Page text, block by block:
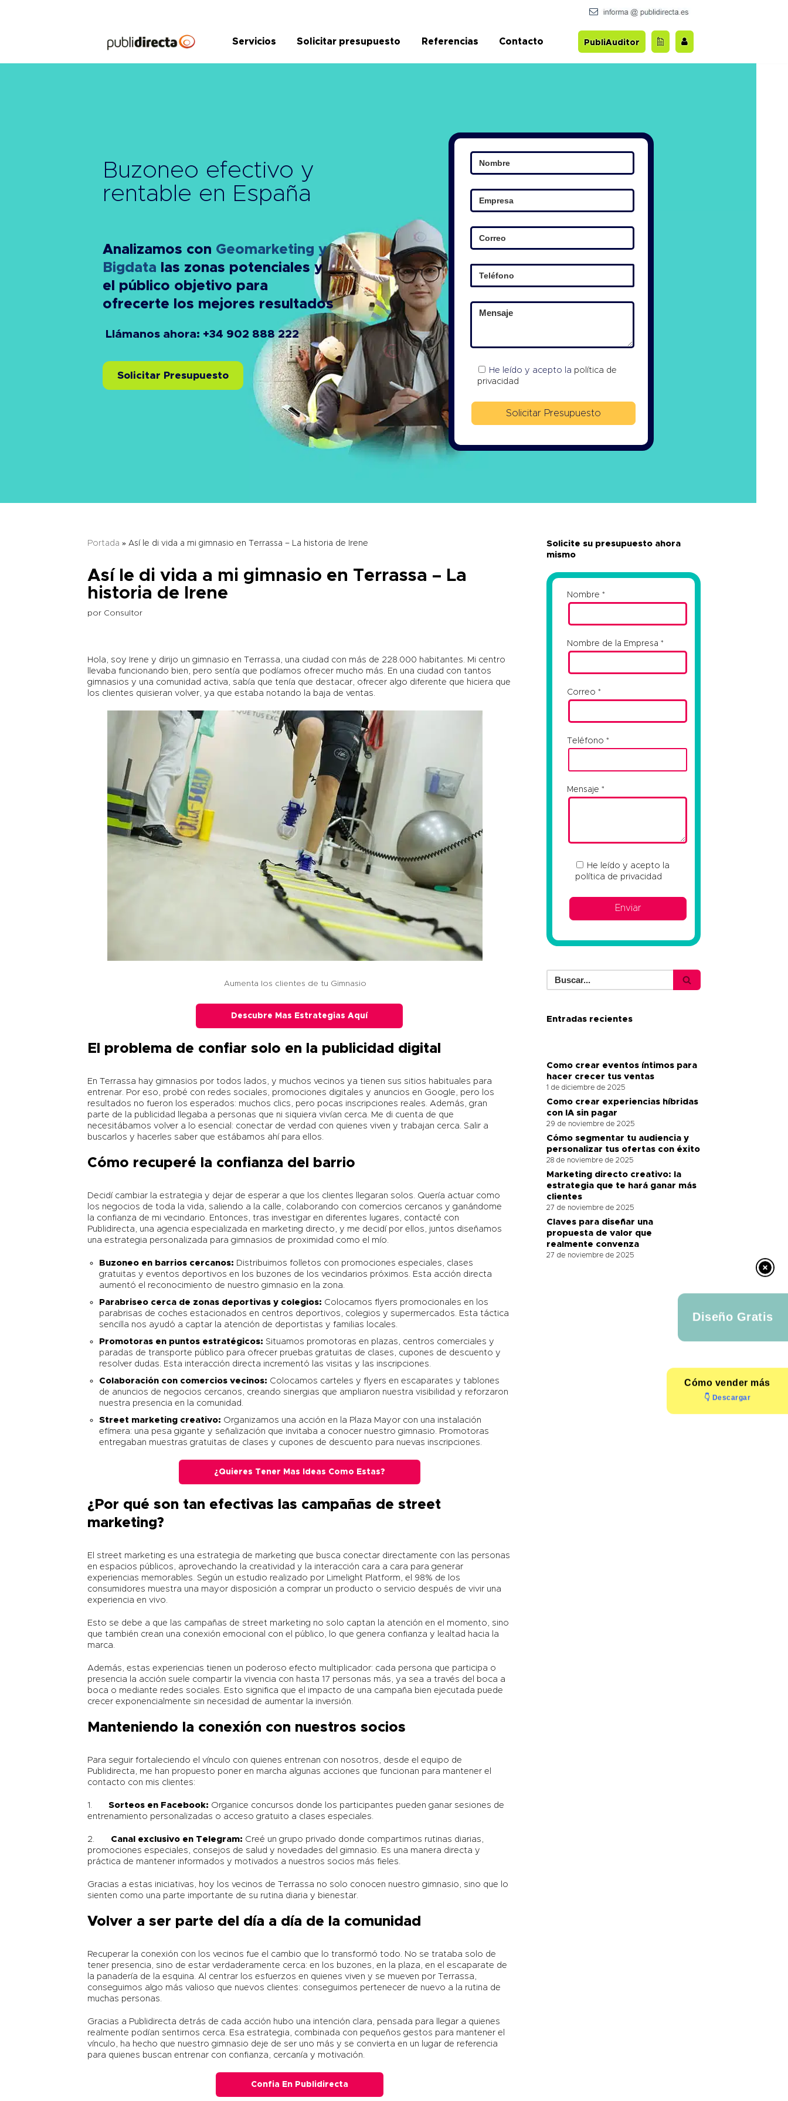
Diseño Gratis
Cómo vender más
👇 Descargar
Servicios Solicitar presupuesto Referencias Contacto PubliAuditor
Buzoneo efectivo y
rentable en España
Analizamos con Geomarketing y
Bigdata las zonas potenciales y
el público objetivo para
ofrecerte los mejores resultados
Llámanos ahora: +34 902 888 222
Solicitar Presupuesto He leído y acepto la política de
privacidad
Portada » Así le di vida a mi gimnasio en Terrassa – La historia de Irene
Así le di vida a mi gimnasio en Terrassa – La
historia de Irene
por Consultor
Hola, soy Irene y dirijo un gimnasio en Terrassa, una ciudad con más de 228.000 habitantes. Mi centro
llevaba funcionando bien, pero sentía que podíamos ofrecer mucho más. En una ciudad con tantos
gimnasios y una comunidad activa, sabía que tenía que destacar, ofrecer algo diferente que hiciera que
los clientes quisieran volver, ya que estaba notando la baja de ventas.
Aumenta los clientes de tu Gimnasio
Descubre Mas Estrategias Aquí
El problema de confiar solo en la publicidad digital
En Terrassa hay gimnasios por todos lados, y muchos vecinos ya tienen sus sitios habituales para
entrenar. Por eso, probé con redes sociales, promociones digitales y anuncios en Google, pero los
resultados no fueron los esperados: muchos clics, pero pocas inscripciones reales. Además, gran
parte de la publicidad llegaba a personas que ni siquiera vivían cerca. Me di cuenta de que
necesitábamos volver a lo esencial: conectar de verdad con quienes viven y trabajan cerca. Salir a
buscarlos y hacerles saber que estábamos ahí para ellos.
Cómo recuperé la confianza del barrio
Decidí cambiar la estrategia y dejar de esperar a que los clientes llegaran solos. Quería actuar como
los negocios de toda la vida, saliendo a la calle, colaborando con comercios cercanos y ganándome
la confianza de mi vecindario. Entonces, tras investigar en diferentes lugares, contacté con
Publidirecta , una agencia especializada en marketing directo, y me decidí por ellos, juntos diseñamos
una estrategia personalizada para gimnasios de proximidad como el mío.
Buzoneo en barrios cercanos: Distribuimos folletos con promociones especiales, clases
gratuitas y eventos deportivos en los buzones de los vecindarios próximos. Esta acción directa
aumentó el reconocimiento de nuestro gimnasio en la zona.
Parabriseo cerca de zonas deportivas y colegios: Colocamos flyers promocionales en los
parabrisas de coches estacionados en centros deportivos, colegios y supermercados. Esta táctica
sencilla nos ayudó a captar la atención de deportistas y familias locales.
Promotoras en puntos estratégicos: Situamos promotoras en plazas, centros comerciales y
paradas de transporte público para ofrecer pruebas gratuitas de clases, cupones de descuento y
resolver dudas. Esta interacción directa incrementó las visitas y las inscripciones.
Colaboración con comercios vecinos: Colocamos carteles y flyers en escaparates y tablones
de anuncios de negocios cercanos, creando sinergias que ampliaron nuestra visibilidad y reforzaron
nuestra presencia en la comunidad.
Street marketing creativo: Organizamos una acción en la Plaza Mayor con una instalación
efímera: una pesa gigante y señalización que invitaba a conocer nuestro gimnasio. Promotoras
entregaban muestras gratuitas de clases y cupones de descuento para nuevas inscripciones.
¿Quieres Tener Mas Ideas Como Estas?
¿Por qué son tan efectivas las campañas de street
marketing?
El street marketing es una estrategia de marketing que busca conectar directamente con las personas
en espacios públicos, aprovechando la creatividad y la interacción cara a cara para generar
experiencias memorables. Según un estudio realizado por Limelight Platform , el 98% de los
consumidores muestra una mayor disposición a comprar un producto o servicio después de vivir una
experiencia en vivo.
Esto se debe a que las campañas de street marketing no solo captan la atención en el momento, sino
que también crean una conexión emocional con el público, lo que genera confianza y lealtad hacia la
marca.
Además, estas experiencias tienen un poderoso efecto multiplicador: cada persona que participa o
presencia la acción suele compartir la vivencia con hasta 17 personas más, ya sea a través del boca a
boca o mediante redes sociales. Esto significa que el impacto de una campaña bien ejecutada puede
crecer exponencialmente sin necesidad de aumentar la inversión.
Manteniendo la conexión con nuestros socios
Para seguir fortaleciendo el vínculo con quienes entrenan con nosotros, desde el equipo de
Publidirecta, me han propuesto poner en marcha algunas acciones que funcionan para mantener el
contacto con mis clientes:
1.Sorteos en Facebook: Organice concursos donde los participantes pueden ganar sesiones de
entrenamiento personalizadas o acceso gratuito a clases especiales.
2. Canal exclusivo en Telegram: Creé un grupo privado donde compartimos rutinas diarias,
promociones especiales, consejos de salud y novedades del gimnasio. Es una manera directa y
práctica de mantener informados y motivados a nuestros socios más fieles.
Gracias a estas iniciativas, hoy los vecinos de Terrassa no solo conocen nuestro gimnasio, sino que lo
sienten como una parte importante de su rutina diaria y bienestar.
Volver a ser parte del día a día de la comunidad
Recuperar la conexión con los vecinos fue el cambio que lo transformó todo. No se trataba solo de
tener presencia, sino de estar verdaderamente cerca: en los buzones, en la plaza, en el escaparate de
la panadería de la esquina. Al centrar los esfuerzos en quienes viven y se mueven por Terrassa,
conseguimos algo más valioso que nuevos clientes: conseguimos pertenecer de nuevo a la rutina de
muchas personas.
Gracias a Publidirecta detrás de cada acción hubo una intención clara, pensada para llegar a quienes
realmente podían sentirnos cerca. Esa estrategia, combinada con pequeños gestos para mantener el
vínculo, ha hecho que nuestro gimnasio deje de ser uno más y se convierta en un lugar de referencia
para quienes buscan entrenar con confianza, cercanía y motivación.
Confia En Publidirecta
Solicite su presupuesto ahora
mismo
Nombre
Nombre de la Empresa
Correo
Teléfono
Mensaje
He leído y acepto la
política de privacidad
Entradas recientes
Como crear eventos íntimos para
hacer crecer tus ventas
1 de diciembre de 2025
Como crear experiencias híbridas
con IA sin pagar
29 de noviembre de 2025
Cómo segmentar tu audiencia y
personalizar tus ofertas con éxito
28 de noviembre de 2025
Marketing directo creativo: la
estrategia que te hará ganar más
clientes
27 de noviembre de 2025
Claves para diseñar una
propuesta de valor que
realmente convenza
27 de noviembre de 2025